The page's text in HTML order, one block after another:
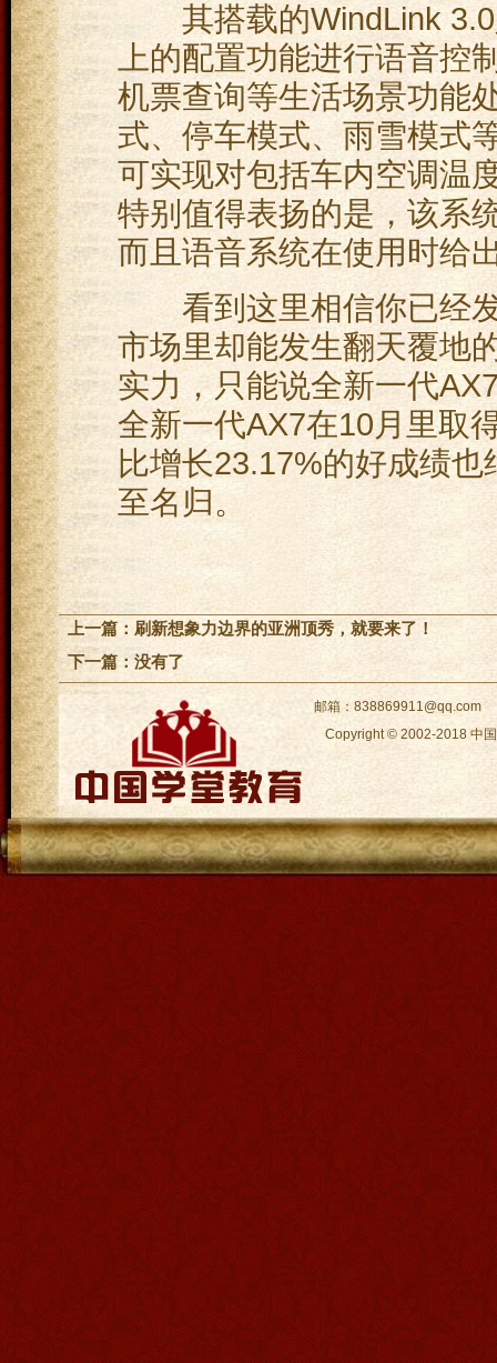
其搭载的WindLink 3.0
上的配置功能进行语音控
机票查询等生活场景功能
式、停车模式、雨雪模式
可实现对包括车内空调温
特别值得表扬的是，该系
而且语音系统在使用时给
看到这里相信你已经发
市场里却能发生翻天覆地
实力，只能说全新一代
全新一代AX7在10月里取
比增长23.17%的好成绩
至名归。
上一篇： 刷新想象力边界的亚洲顶秀，就要来了！
下一篇：没有了
邮箱：838869911@qq.com
Copyright © 2002-2018 中